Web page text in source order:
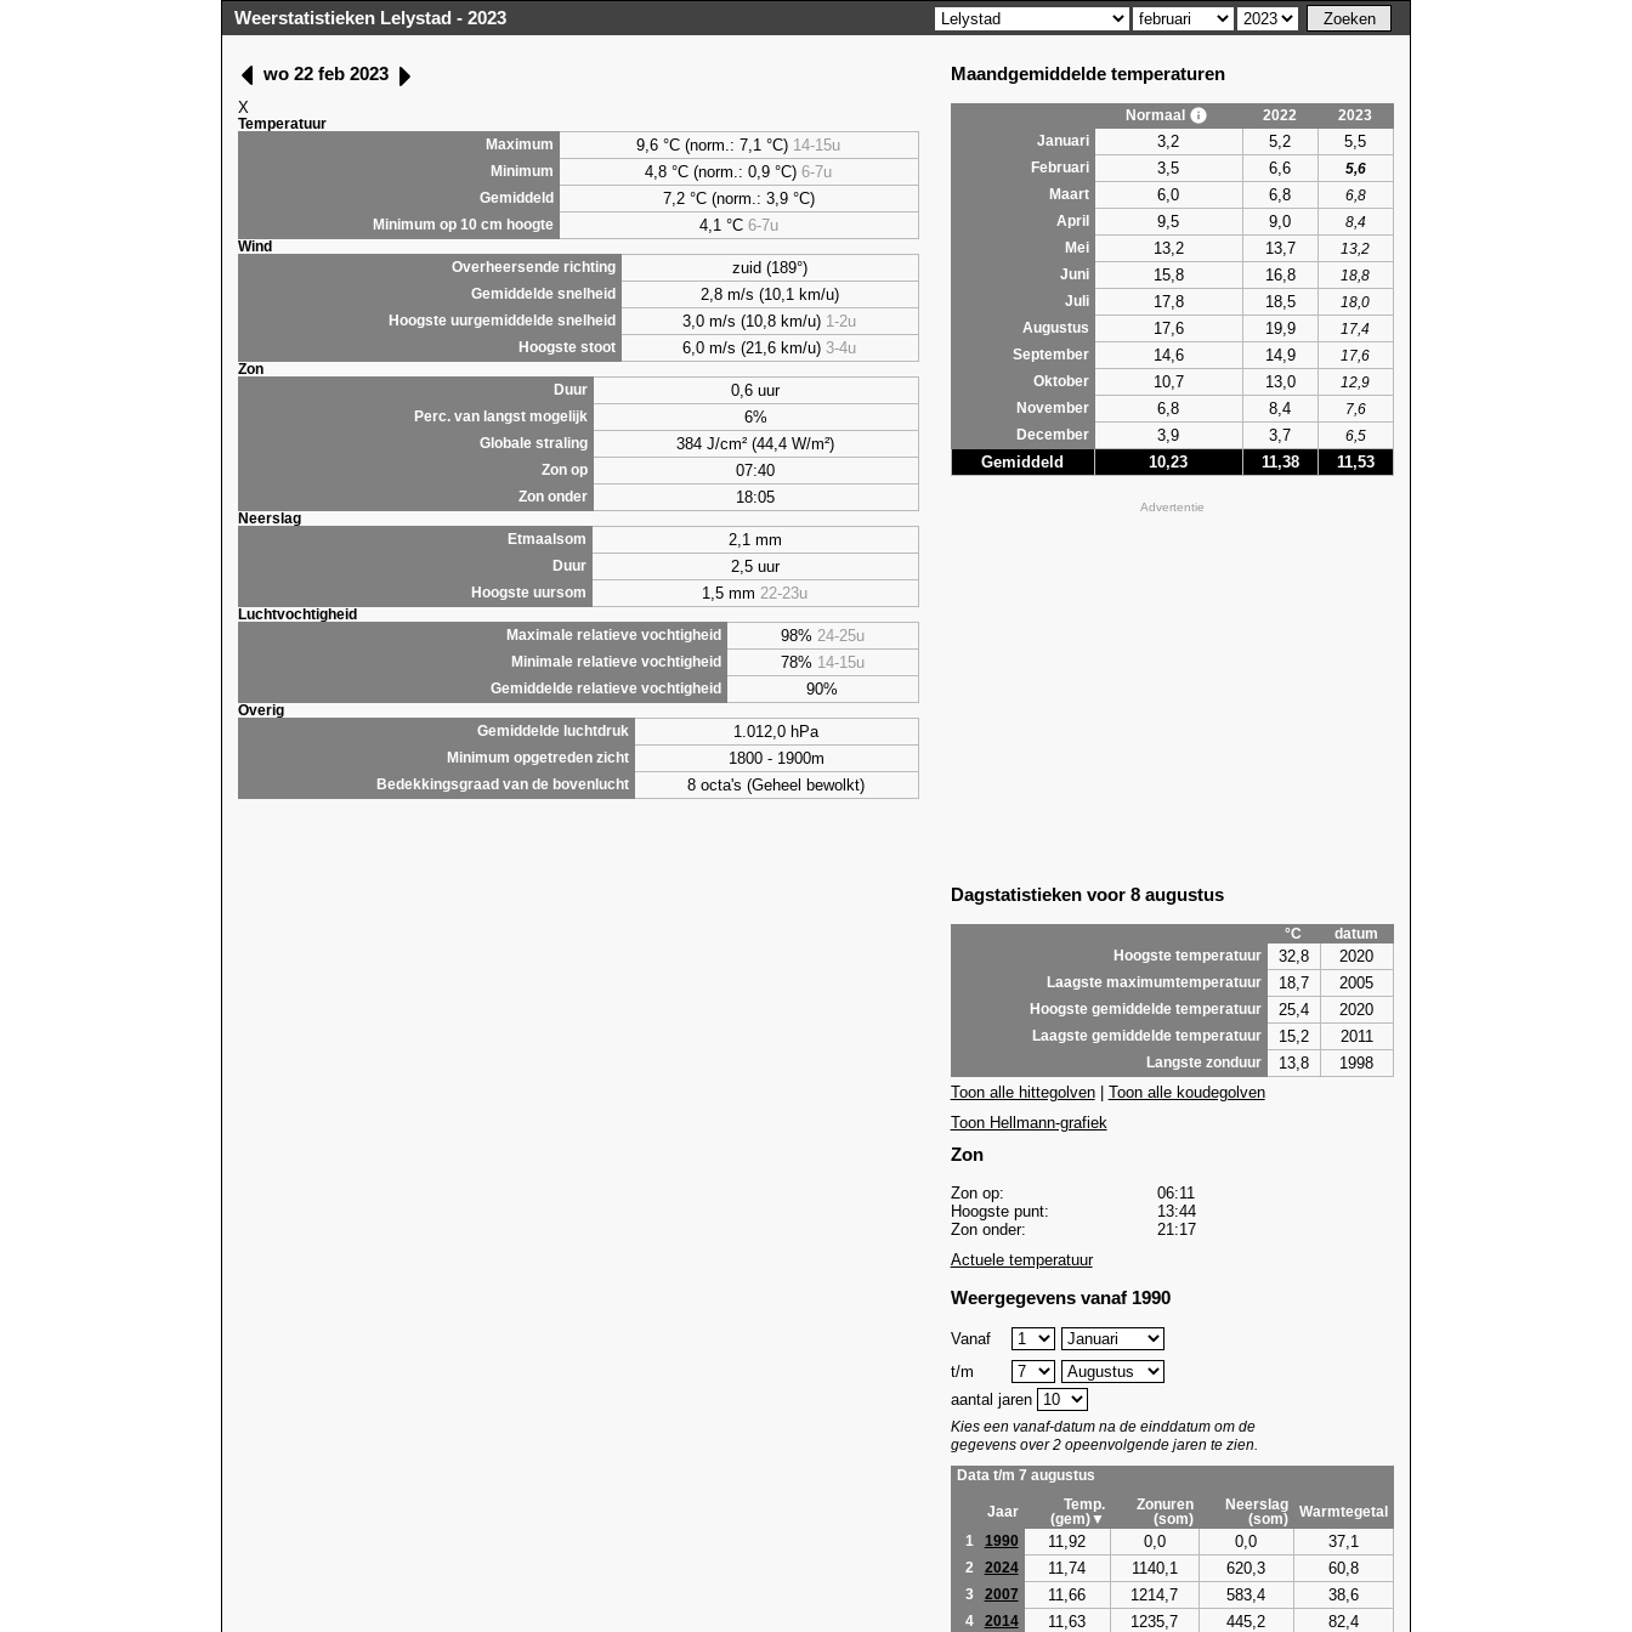
Weerstatistieken Lelystad - 2023
wo 22 feb 2023
X
Temperatuur
Maximum
9,6 °C (norm.: 7,1 °C) 14-15u
Minimum 4,8 °C (norm.: 0,9 °C)6-7u
Gemiddeld 7,2 °C (norm.: 3,9 °C)
Minimum op 10 cm hoogte 4,1 °C 6-7u
Wind
Overheersende richting
zuid (189°)
Gemiddelde snelheid 2,8 m/s (10,1 km/u)
Hoogste uurgemiddelde snelheid 3,0 m/s (10,8 km/u) 1-2u
Hoogste stoot 6,0 m/s (21,6 km/u) 3-4u
Zon
Duur
0,6 uur
Perc. van langst mogelijk 6%
Globale straling 384 J/cm² (44,4 W/m²)
Zon op 07:40
Zon onder 18:05
Neerslag
Etmaalsom
2,1 mm
Duur 2,5 uur
Hoogste uursom 1,5 mm 22-23u
Luchtvochtigheid
Maximale relatieve vochtigheid
98% 24-25u
Minimale relatieve vochtigheid 78% 14-15u
Gemiddelde relatieve vochtigheid 90%
Overig
Gemiddelde luchtdruk
1.012,0 hPa
Minimum opgetreden zicht 1800 - 1900m
Bedekkingsgraad van de bovenlucht 8 octa's (Geheel bewolkt)
Maandgemiddelde temperaturen
Normaal 2022
2023
Januari
3,2 5,2 5,5
Februari 3,5 6,6
5,6
Maart
6,0 6,8
6,8
April
9,5 9,0
8,4
Mei
13,2 13,7
13,2
Juni
15,8 16,8
18,8
Juli
17,8 18,5
18,0
Augustus
17,6 19,9
17,4
September
14,6 14,9
17,6
Oktober
10,7 13,0
12,9
November
6,8 8,4
7,6
December
3,9 3,7 6,5
Gemiddeld 10,23 11,38 11,53
Advertentie
Dagstatistieken voor 8 augustus
°C
datum
Hoogste temperatuur
32,8 2020
Laagste maximumtemperatuur 18,7 2005
Hoogste gemiddelde temperatuur 25,4 2020
Laagste gemiddelde temperatuur 15,2 2011
Langste zonduur 13,8
1998
Toon alle hittegolven| Toon alle koudegolven
Toon Hellmann-grafiek
Zon
Zon op:
06:11
Hoogste punt:
13:44
Zon onder:
21:17
Actuele temperatuur
Weergegevens vanaf 1990
Vanaf
t/m
aantal jaren
Kies een vanaf-datum na de einddatum om de
gegevens over 2 opeenvolgende jaren te zien.
Data t/m 7 augustus
Jaar
Temp.
(gem)▼
Zonuren
(som)
Neerslag
(som)
Warmtegetal
1
1990 11,92 0,0 0,0 37,1
2 2024 11,74 1140,1 620,3 60,8
3 2007 11,66 1214,7 583,4 38,6
4 2014 11,63 1235,7 445,2 82,4